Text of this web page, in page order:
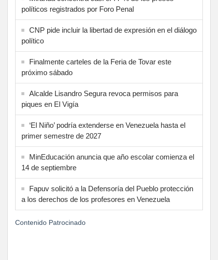
políticos registrados por Foro Penal
CNP pide incluir la libertad de expresión en el diálogo
político
Finalmente carteles de la Feria de Tovar este
próximo sábado
Alcalde Lisandro Segura revoca permisos para
piques en El Vigía
‘El Niño’ podría extenderse en Venezuela hasta el
primer semestre de 2027
MinEducación anuncia que año escolar comienza el
14 de septiembre
Fapuv solicitó a la Defensoría del Pueblo protección
a los derechos de los profesores en Venezuela
Contenido Patrocinado